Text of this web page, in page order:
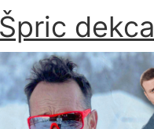
dekca